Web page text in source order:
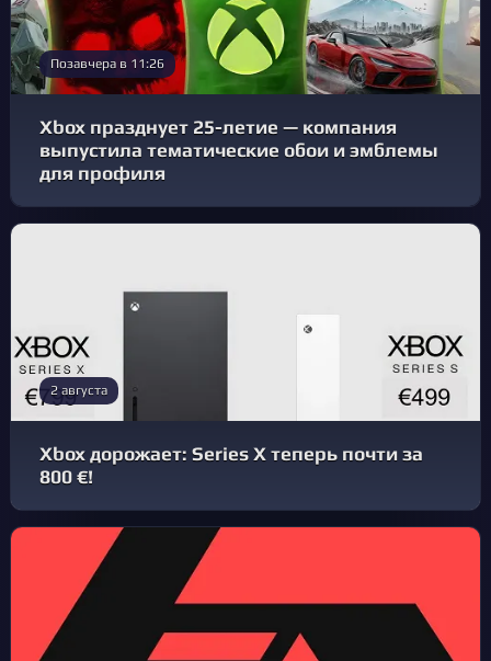
Позавчера в 11:26
Xbox празднует 25-летие — компания
выпустила тематические обои и эмблемы
для профиля
2 августа
Xbox дорожает: Series X теперь почти за
800 €!